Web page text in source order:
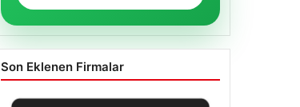
Son Eklenen Firmalar